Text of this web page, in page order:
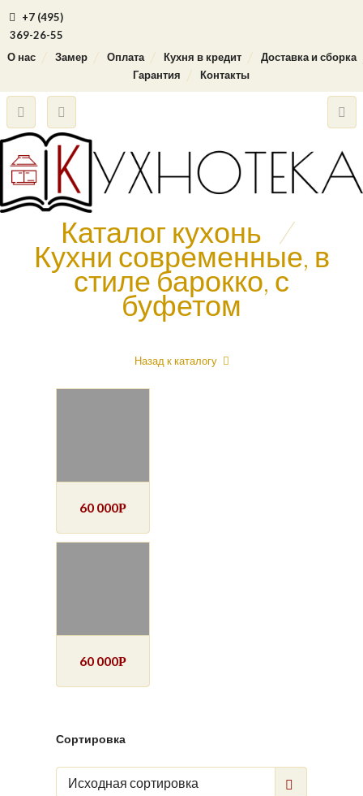
+7 (495)
369-26-55
О нас
Замер Оплата Кухня в кредит
Доставка и сборка
Гарантия
Контакты
Каталог кухонь /
Кухни современные, в
стиле барокко, с
буфетом
Назад к каталогу
60 000Р
60 000Р
Сортировка
Исходная сортировка